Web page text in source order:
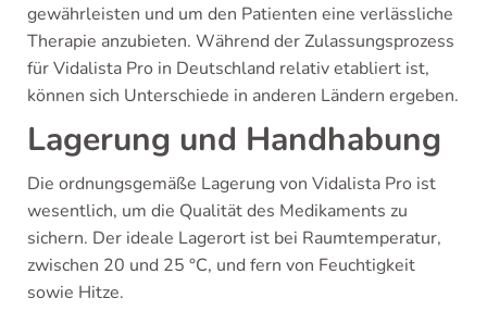
gewährleisten und um den Patienten eine verlässliche
Therapie anzubieten. Während der Zulassungsprozess
für Vidalista Pro in Deutschland relativ etabliert ist,
können sich Unterschiede in anderen Ländern ergeben.
Lagerung und Handhabung
Die ordnungsgemäße Lagerung von Vidalista Pro ist
wesentlich, um die Qualität des Medikaments zu
sichern. Der ideale Lagerort ist bei Raumtemperatur,
zwischen 20 und 25 °C, und fern von Feuchtigkeit
sowie Hitze.